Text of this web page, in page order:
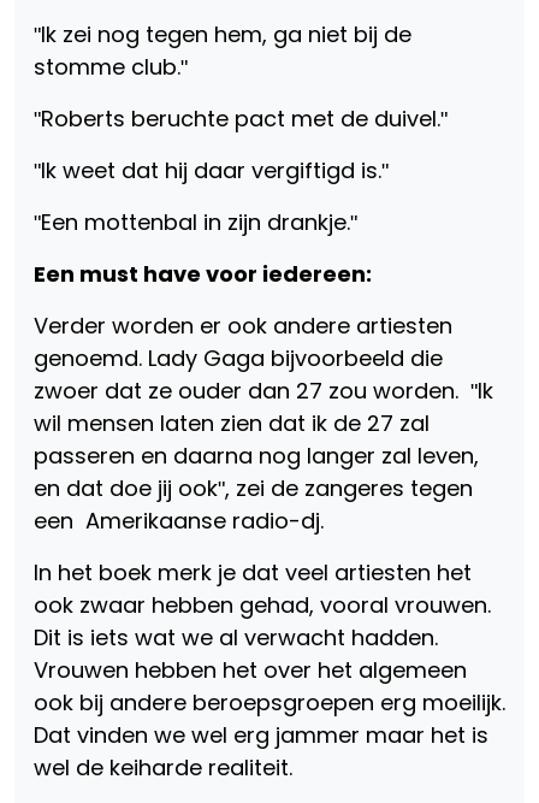
ʺIk zei nog tegen hem, ga niet bij de
stomme club.ʺ
ʺRoberts beruchte pact met de duivel.ʺ
ʺIk weet dat hij daar vergiftigd is.ʺ
ʺEen mottenbal in zijn drankje.ʺ
Een must have voor iedereen:
Verder worden er ook andere artiesten
genoemd. Lady Gaga bijvoorbeeld die
zwoer dat ze ouder dan 27 zou worden. ʺIk
wil mensen laten zien dat ik de 27 zal
passeren en daarna nog langer zal leven,
en dat doe jij ookʺ, zei de zangeres tegen
een Amerikaanse radio-dj.
In het boek merk je dat veel artiesten het
ook zwaar hebben gehad, vooral vrouwen.
Dit is iets wat we al verwacht hadden.
Vrouwen hebben het over het algemeen
ook bij andere beroepsgroepen erg moeilijk.
Dat vinden we wel erg jammer maar het is
wel de keiharde realiteit.